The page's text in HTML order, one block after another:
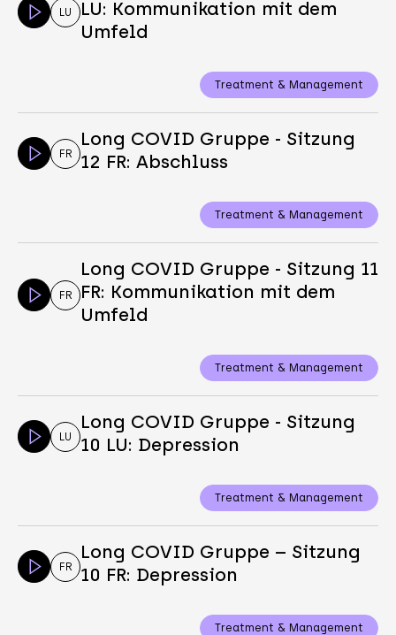
LU
LU: Kommunikation mit dem
Umfeld
Treatment & Management
FR
Long COVID Gruppe - Sitzung
12 FR: Abschluss
Treatment & Management
FR
Long COVID Gruppe - Sitzung 11
FR: Kommunikation mit dem
Umfeld
Treatment & Management
LU
Long COVID Gruppe - Sitzung
10 LU: Depression
Treatment & Management
FR
Long COVID Gruppe – Sitzung
10 FR: Depression
Treatment & Management